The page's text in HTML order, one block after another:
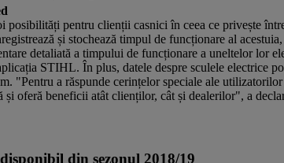
posibilități pentru clienții casnici în ceea ce privește
și stochează timpul de funcționare al
detaliată a timpului de funcționare a uneltelor lor
STIHL. În plus, datele despre sculele electrice
"Pentru a răspunde cerințelor speciale ale
și oferă beneficii atât clienților, cât și dealerilor", a
din sezonul 2018/19